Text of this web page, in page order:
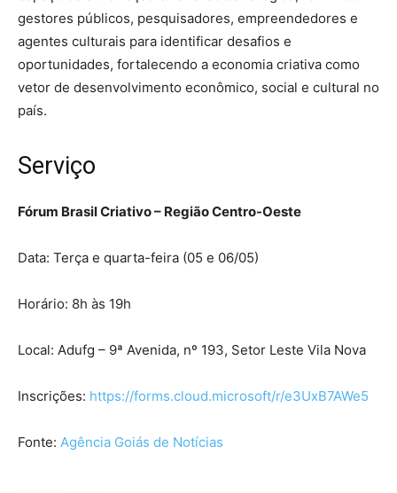
gestores públicos, pesquisadores, empreendedores e
agentes culturais para identificar desafios e
oportunidades, fortalecendo a economia criativa como
vetor de desenvolvimento econômico, social e cultural no
país.
Serviço
Fórum Brasil Criativo – Região Centro-Oeste
Data: Terça e quarta-feira (05 e 06/05)
Horário: 8h às 19h
Local: Adufg – 9ª Avenida, nº 193, Setor Leste Vila Nova
Inscrições: https://forms.cloud.microsoft/r/e3UxB7AWe5
Fonte: Agência Goiás de Notícias